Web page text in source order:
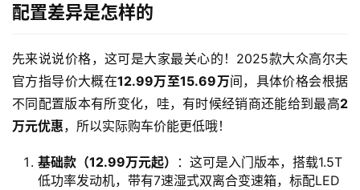
配置差异是怎样的
先来说说价格，这可是大家最关心的！2025款大众高尔夫
官方指导价大概在12.99万至15.69万间，具体价格会根据
不同配置版本有所变化，哇，有时候经销商还能给到最高2
万元优惠，所以实际购车价能更低哦！
基础款（12.99万元起）
：这可是入门版本，搭载1.5T
低功率发动机，带有7速湿式双离合变速箱，标配LED